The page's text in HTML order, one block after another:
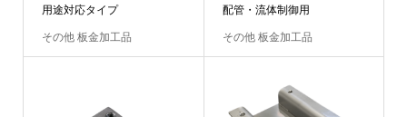
用途対応タイプ
その他 板金加工品
配管・流体制御用
その他 板金加工品